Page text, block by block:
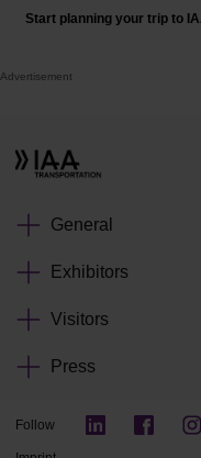
Start planning your trip to
Advertisement
General
Exhibitors
Visitors
Press
Follow